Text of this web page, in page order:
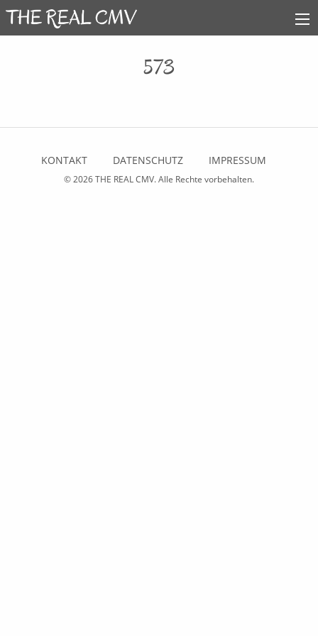
573
KONTAKT DATENSCHUTZ IMPRESSUM
© 2026THE REAL CMV. Alle Rechte vorbehalten.